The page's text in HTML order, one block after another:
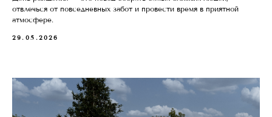
отвлечься от повседневных забот и провести время в приятной
атмосфере.
29.05.2026